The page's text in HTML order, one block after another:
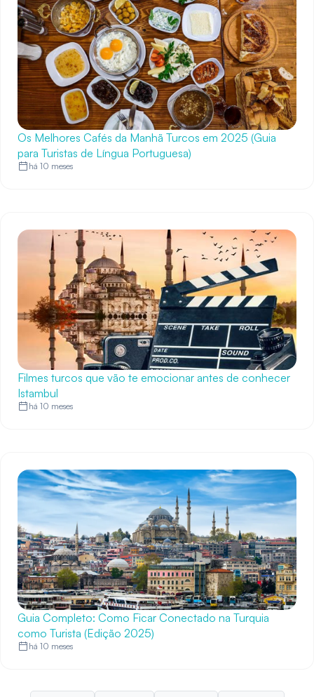
Os Melhores Cafés da Manhã Turcos em 2025 (Guia
para Turistas de Língua Portuguesa)
há 10 meses
Filmes turcos que vão te emocionar antes de conhecer
Istambul
há 10 meses
Guia Completo: Como Ficar Conectado na Turquia
como Turista (Edição 2025)
há 10 meses